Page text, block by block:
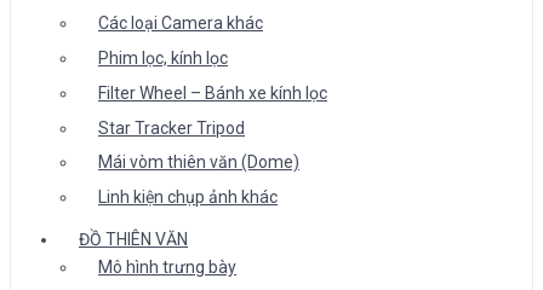
Các loại Camera khác
Phim lọc, kính lọc
Filter Wheel – Bánh xe kính lọc
Star Tracker Tripod
Mái vòm thiên văn (Dome)
Linh kiện chụp ảnh khác
ĐỒ THIÊN VĂN
Mô hình trưng bày